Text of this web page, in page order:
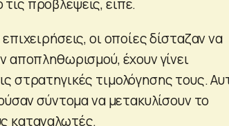
προβλέψεις, είπε.
οι οποίες δίσταζαν να
αποπληθωρισμού, έχουν γίνει
στρατηγικές τιμολόγησης τους.
σύντομα να μετακυλίσουν το
καταναλωτές.